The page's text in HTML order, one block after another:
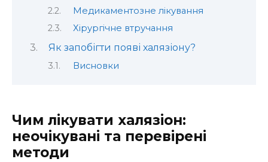
Медикаментозне лікування
Хірургічне втручання
Як запобігти появі халязіону?
Висновки
Чим лікувати халязіон:
неочікувані та перевірені
методи